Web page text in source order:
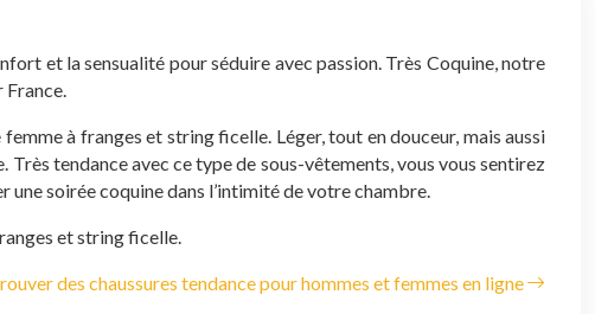
et la sensualité pour séduire avec passion. Très Coquine, notre
France.
à franges et string ficelle. Léger, tout en douceur, mais aussi
tendance avec ce type de sous-vêtements, vous vous sentirez
soirée coquine dans l’intimité de votre chambre.
et string ficelle.
des chaussures tendance pour hommes et femmes en ligne